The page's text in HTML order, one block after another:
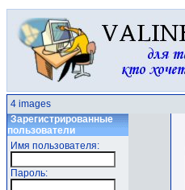
4 images
Зарегистрированные
пользователи
Имя пользователя:
Пароль: